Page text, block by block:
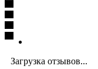
Загрузка отзывов...